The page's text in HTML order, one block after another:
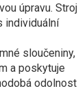
úpravu. Stroj
individuální
sloučeniny,
a poskytuje
odolnost